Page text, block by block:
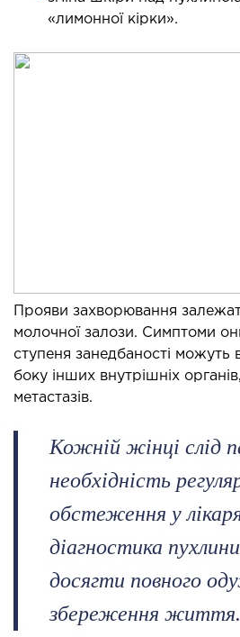
органів
залоз з імплантами
нейрохірургії
«лимонної кірки».
Прояви захворювання
молочної залози. Симптоми
ступеня занедбаності можуть
боку інших внутрішніх
метастазів.
Кожній жінці слід
необхідність
обстеження у
діагностика
досягти повного
збереження життя.